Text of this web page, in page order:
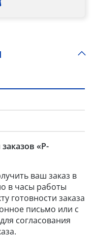
«Р-
ваш заказ в
в часы работы
готовности заказа
письмо или с
согласования